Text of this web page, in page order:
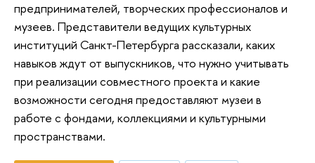
предпринимателей, творческих профессионалов и
музеев. Представители ведущих культурных
институций Санкт-Петербурга рассказали, каких
навыков ждут от выпускников, что нужно учитывать
при реализации совместного проекта и какие
возможности сегодня предоставляют музеи в
работе с фондами, коллекциями и культурными
пространствами.